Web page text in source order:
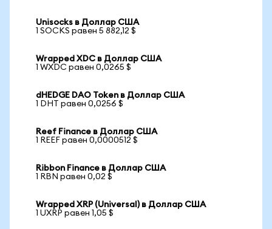
Unisocks в Доллар США
1 SOCKS равен 5 882,12 $
Wrapped XDC в Доллар США
1 WXDC равен 0,0265 $
dHEDGE DAO Token в Доллар США
1 DHT равен 0,0256 $
Reef Finance в Доллар США
1 REEF равен 0,0000512 $
Ribbon Finance в Доллар США
1 RBN равен 0,02 $
Wrapped XRP (Universal) в Доллар США
1 UXRP равен 1,05 $